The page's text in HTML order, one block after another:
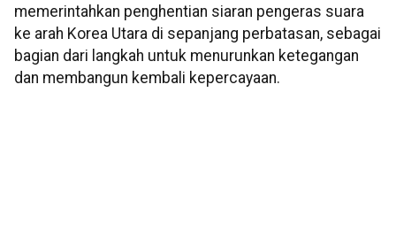
memerintahkan penghentian siaran pengeras suara
ke arah Korea Utara di sepanjang perbatasan, sebagai
bagian dari langkah untuk menurunkan ketegangan
dan membangun kembali kepercayaan.